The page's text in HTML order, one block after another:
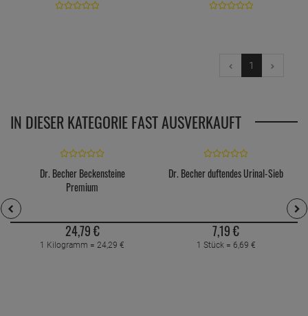
1
IN DIESER KATEGORIE FAST AUSVERKAUFT
Dr. Becher Beckensteine
Premium
24,79€
1 Kilogramm = 24,29 €
Dr. Becher duftendes Urinal-Sieb
7,19€
1 Stück = 6,69 €